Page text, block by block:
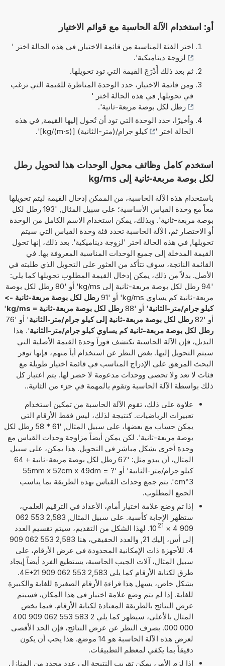
أو: استخدام الآلة الحاسبة مع قوائم الاختيار
اختر الفئة المناسبة من قائمة الاختيار, في هذه الحالة اختر '
لزوجة ديناميكية'.
ثم بعد ذلك أَدْرَجَ القيمة التي تود تحويلها.
ومن قائمة الاختيار، حدد الوحدة المناظرة للقيمة التي ترغب
في تحويلها, في هذه الحالة اختر '
رطل لكل بوصة مربعة-ثانية'.
وأخيرًا، حدد الوحدة التي تود أن تُحول إليها القيمة, في هذه
الحالة اختر '
كيلو جرام/(متر-الثانية) [kg/(m·s)] '.
استخدم كامل وظائف محول الوحدات هذا لتحويل رطل
لكل بوصة مربعة-ثانية إلى kg/ms
باستخدام هذه الآلة الحاسبة، من الممكن إدخال القيمة ليتم تحويلها
معاً مع وحدة القياس الأساسية؛ على سبيل المثال, '193 رطل لكل
بوصة مربعة-ثانية'. وبذلك، يمكن استخدام الاسم الكامل من الوحدة
أو الاختصار ثم، الآلة الحاسبة تحدد فئة وحدة القياس التي سيتم
تحويلها, في هذه الحالة اختر 'لزوجة ديناميكية'. بعد ذلك، إنها تحول
القيمة المدخلة إلى جميع الوحدات المناسبة المعروفة بها. في
القائمة الناتجة، سوف تتأكد من العثور على التحويل الذي طلبته في
الأصل. بدلاً من ذلك، يمكن إدخال القيمة المطلوب تحويلها كما يلي:
'94 رطل لكل بوصة مربعة-ثانية إلى kg/ms' أو '80 رطل لكل بوصة
مربعة-ثانية كم يساوي kg/ms' أو '91
رطل لكل بوصة مربعة-ثانية ->
كيلو جرام/متر-الثانية' أو '88 رطل لكل بوصة مربعة-ثانية = kg/ms
'
أو '82
رطل لكل بوصة مربعة-ثانية إلى كيلو جرام/متر-الثانية' أو '76
رطل لكل بوصة مربعة-ثانية كم يساوي كيلو جرام/متر-الثانية'. هذا
البديل، فإن الآلة الحاسبة تكتشف فوراً وحدة القيمة الأصلية التي
سيتم التحويل إليها. بغض النظر عن استخدام أياً منهم، فإنها توفر
البحث المرهق على الإدراج المناسب في قائمة اختيار طويلة مع
فئات لا تعد ولا تحصى ووحدات مدعومة لا حصر لها. يتم اعتبار كل
ذلك بواسطة الآلة الحاسبة وتقوم بالمهمة في جزء من الثانية..
علاوة على ذلك، تقوم الآلة الحاسبة من تمكين استخدام
تعبيرات الرياضيات. كنتيجة لذلك، ليس فقط الأرقام التي
يمكن حساب مع بعضها، على سبيل المثال, '61 * 58 رطل لكل
بوصة مربعة-ثانية'. لكن يمكن أيضاً مزاوجة وحدات القياس مع
وحدة أخرى بشكل مباشر في التحويل. هذا يمكن، على سبيل
المثال، أن يبدو مثل: '67 رطل لكل بوصة مربعة-ثانية + 64
كيلو جرام/متر-الثانية' أو '55mm x 52cm x 49dm = ?
cm^3'. يتم جمع وحدات القياس بهذه الطريقة بما يناسب
الجمع المطلوب.
إذا تم وضع علامة اختيار أمام، الأعداد في الترقيم العلمي،
ستظهر الإجابة كأسية. على سبيل المثال, 2,583 553 062
909 4
×
10 21
. لهذا الشكل من التقديم، سيتم تقسيم العدد
إلى أس، إليك 21, والعدد الحقيقي، هنا 2,583 553 062 909
4. للأجهزة ذات الإمكانية المحدودة في عرض الأرقام، على
سبيل المثال، آلات الجيب الحاسبة، يستطيع الفرد أيضاً إيجاد
طرق لكتابة الأرقام كما يلي 2,583 553 062 909 4E+21.
بشكل خاص، يسهل هذا قراءة الأرقام الصغيرة للغاية والكبيرة
للغاية. إذا لم يتم وضع علامة اختيار في هذا المكان، فسيتم
عرض النتائج بالطريقة المعتادة لكتابة الأرقام. فيما يخص
المثال بالأعلى، سيظهر كما يلي 2 583 553 062 909 400
000 000. بصرف النظر عن عرض النتائج، فإن الحد الأقصى
لعرض هذه الآلة الحاسبة هو 14 موضع. هذا يجب أن يكون
دقيقاً بما يكفي لمعظم التطبيقات.
إذا لزم الأمر، يمكن تقريب النتيجة إلى عدد محدد من المنازل